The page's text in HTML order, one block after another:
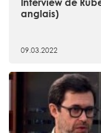
Interview de
anglais)
09.03.2022